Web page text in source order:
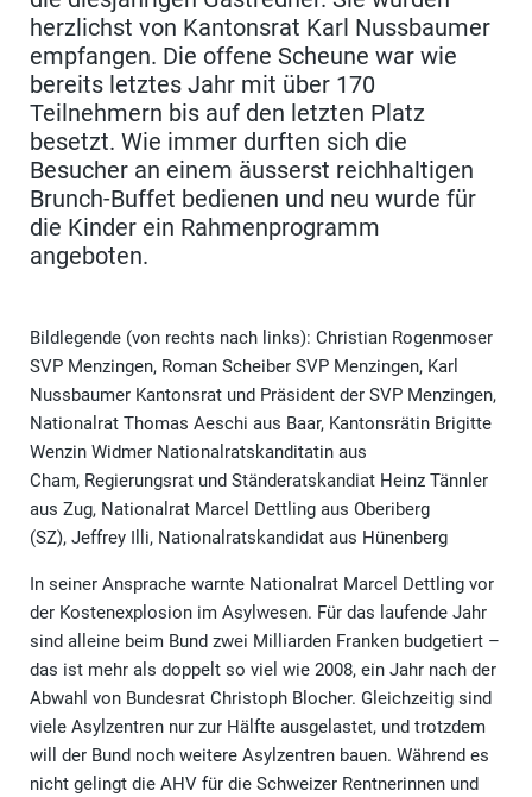
herzlichst von Kantonsrat Karl Nussbaumer
empfangen. Die offene Scheune war wie
bereits letztes Jahr mit über 170
Teilnehmern bis auf den letzten Platz
besetzt. Wie immer durften sich die
Besucher an einem äusserst reichhaltigen
Brunch-Buffet bedienen und neu wurde für
die Kinder ein Rahmenprogramm
angeboten.
Bildlegende (von rechts nach links): Christian Rogenmoser
SVP Menzingen, Roman Scheiber SVP Menzingen, Karl
Nussbaumer Kantonsrat und Präsident der SVP Menzingen,
Nationalrat Thomas Aeschi aus Baar, Kantonsrätin Brigitte
Wenzin Widmer Nationalratskanditatin aus
Cham, Regierungsrat und Ständeratskandiat Heinz Tännler
aus Zug, Nationalrat Marcel Dettling aus Oberiberg
(SZ), Jeffrey Illi, Nationalratskandidat aus Hünenberg
In seiner Ansprache warnte Nationalrat Marcel Dettling vor
der Kostenexplosion im Asylwesen. Für das laufende Jahr
sind alleine beim Bund zwei Milliarden Franken budgetiert –
das ist mehr als doppelt so viel wie 2008, ein Jahr nach der
Abwahl von Bundesrat Christoph Blocher. Gleichzeitig sind
viele Asylzentren nur zur Hälfte ausgelastet, und trotzdem
will der Bund noch weitere Asylzentren bauen. Während es
nicht gelingt die AHV für die Schweizer Rentnerinnen und